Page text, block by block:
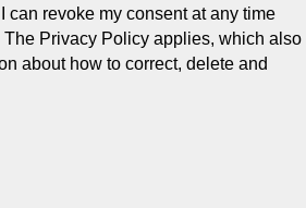
can revoke my consent at any time
The Privacy Policy applies, which also
about how to correct, delete and